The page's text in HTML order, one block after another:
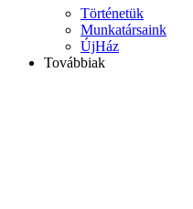
Történetük
Munkatársaink
ÚjHáz
Továbbiak